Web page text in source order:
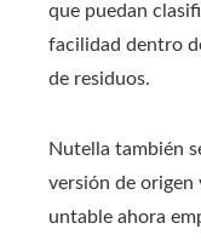
que puedan
facilidad dentro
de residuos.
Nutella también
versión de origen
untable ahora